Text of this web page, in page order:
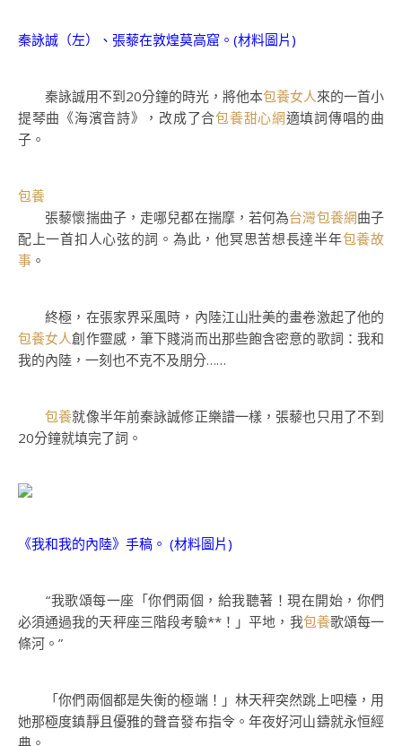
秦詠誠（左）、張藜在敦煌莫高窟。(材料圖片)
秦詠誠用不到20分鐘的時光，將他本包養女人來的一首小
提琴曲《海濱音詩》，改成了合包養甜心網適填詞傳唱的曲
子。
包養
張藜懷揣曲子，走哪兒都在揣摩，若何為台灣包養網曲子
配上一首扣人心弦的詞。為此，他冥思苦想長達半年包養故
事 。
終極，在張家界采風時，內陸江山壯美的畫卷激起了他的
包養女人創作靈感，筆下賤淌而出那些飽含密意的歌詞：我和
我的內陸，一刻也不克不及朋分……
包養就像半年前秦詠誠修正樂譜一樣，張藜也只用了不到
20分鐘就填完了詞。
《我和我的內陸》手稿。 (材料圖片)
“我歌頌每一座「你們兩個，給我聽著！現在開始，你們
必須通過我的天秤座三階段考驗**！」平地，我包養歌頌每一
條河。”
「你們兩個都是失衡的極端！」林天秤突然跳上吧檯，用
她那極度鎮靜且優雅的聲音發布指令。年夜好河山鑄就永恒經
典。